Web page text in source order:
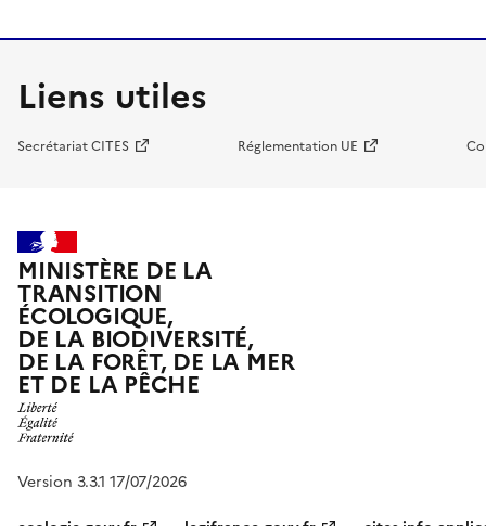
Liens utiles
Secrétariat CITES Réglementation UE
MINISTÈRE DE LA
TRANSITION
ÉCOLOGIQUE,
DE LA BIODIVERSITÉ,
DE LA FORÊT, DE LA MER
ET DE LA PÊCHE
Version 3.3.1 17/07/2026